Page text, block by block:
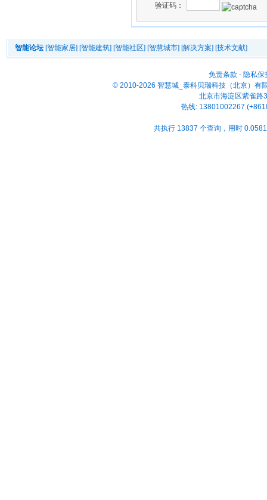
验证码：
智能论坛 [智能家居] [智能建筑] [智能社区] [智慧城市] [解决方案] [技术文献]
免责条款 - 隐私保
© 2010-2026 智慧城_泰科贝瑞科技（北京）有
北京市海淀区紫雀路
热线: 13801002267
共执行 13837 个查询，用时